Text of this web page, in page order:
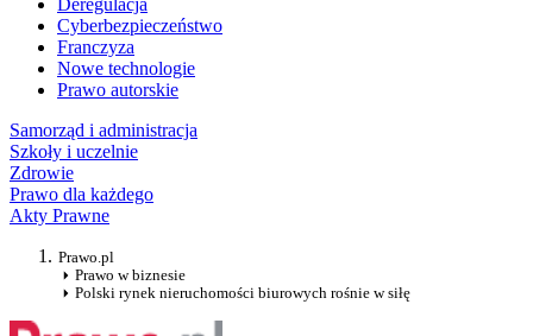
Deregulacja
Cyberbezpieczeństwo
Franczyza
Nowe technologie
Prawo autorskie
Samorząd i administracja
Szkoły i uczelnie
Zdrowie
Prawo dla każdego
Akty Prawne
Prawo.pl
Prawo w biznesie
Polski rynek nieruchomości biurowych rośnie w siłę